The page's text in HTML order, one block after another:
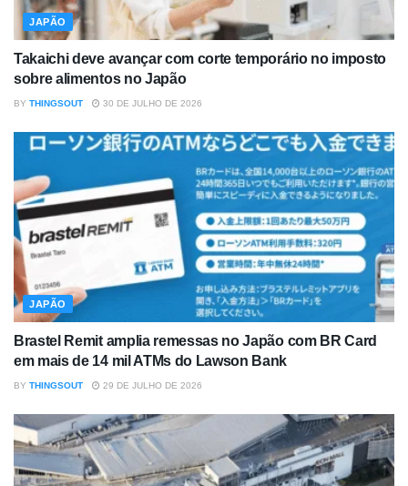
JAPÃO
Takaichi deve avançar com corte temporário no imposto
sobre alimentos no Japão
BY THINGSOUT 30 DE JULHO DE 2026
JAPÃO
Brastel Remit amplia remessas no Japão com BR Card
em mais de 14 mil ATMs do Lawson Bank
BY THINGSOUT 29 DE JULHO DE 2026